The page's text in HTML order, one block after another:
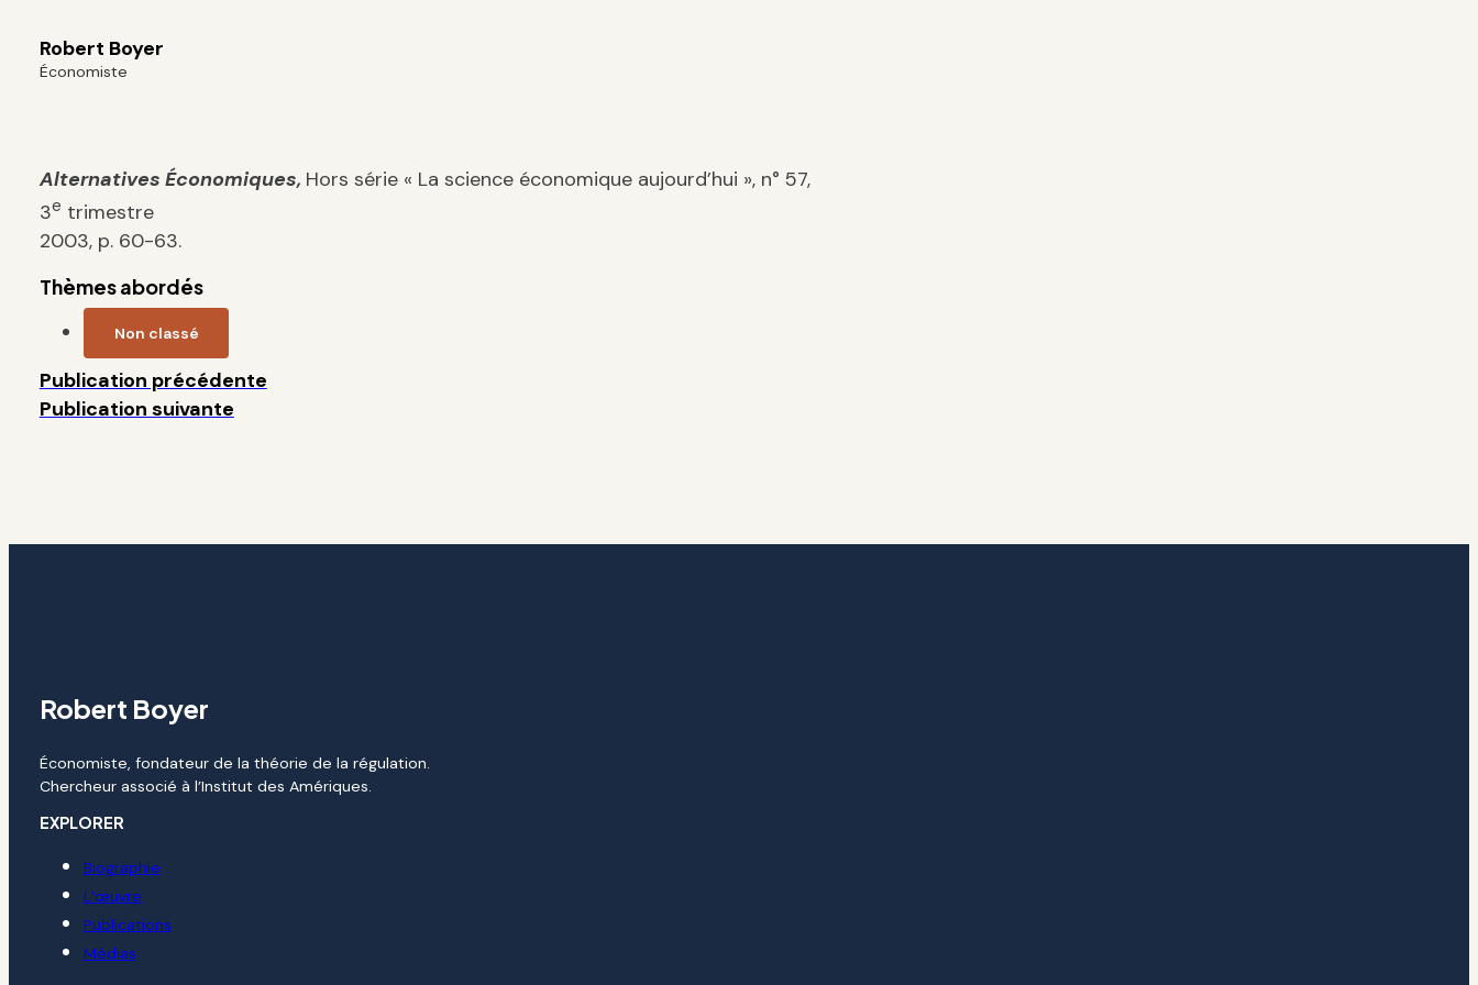
Robert Boyer
Économiste
Alternatives Économiques, Hors série « La science économique aujourd’hui », n° 57,
3e trimestre
2003, p. 60-63.
Thèmes abordés
Non classé
Publication précédente
Publication suivante
Robert Boyer
Économiste, fondateur de la théorie de la régulation.
Chercheur associé à l’Institut des Amériques.
EXPLORER
Biographie
L’œuvre
Publications
Médias